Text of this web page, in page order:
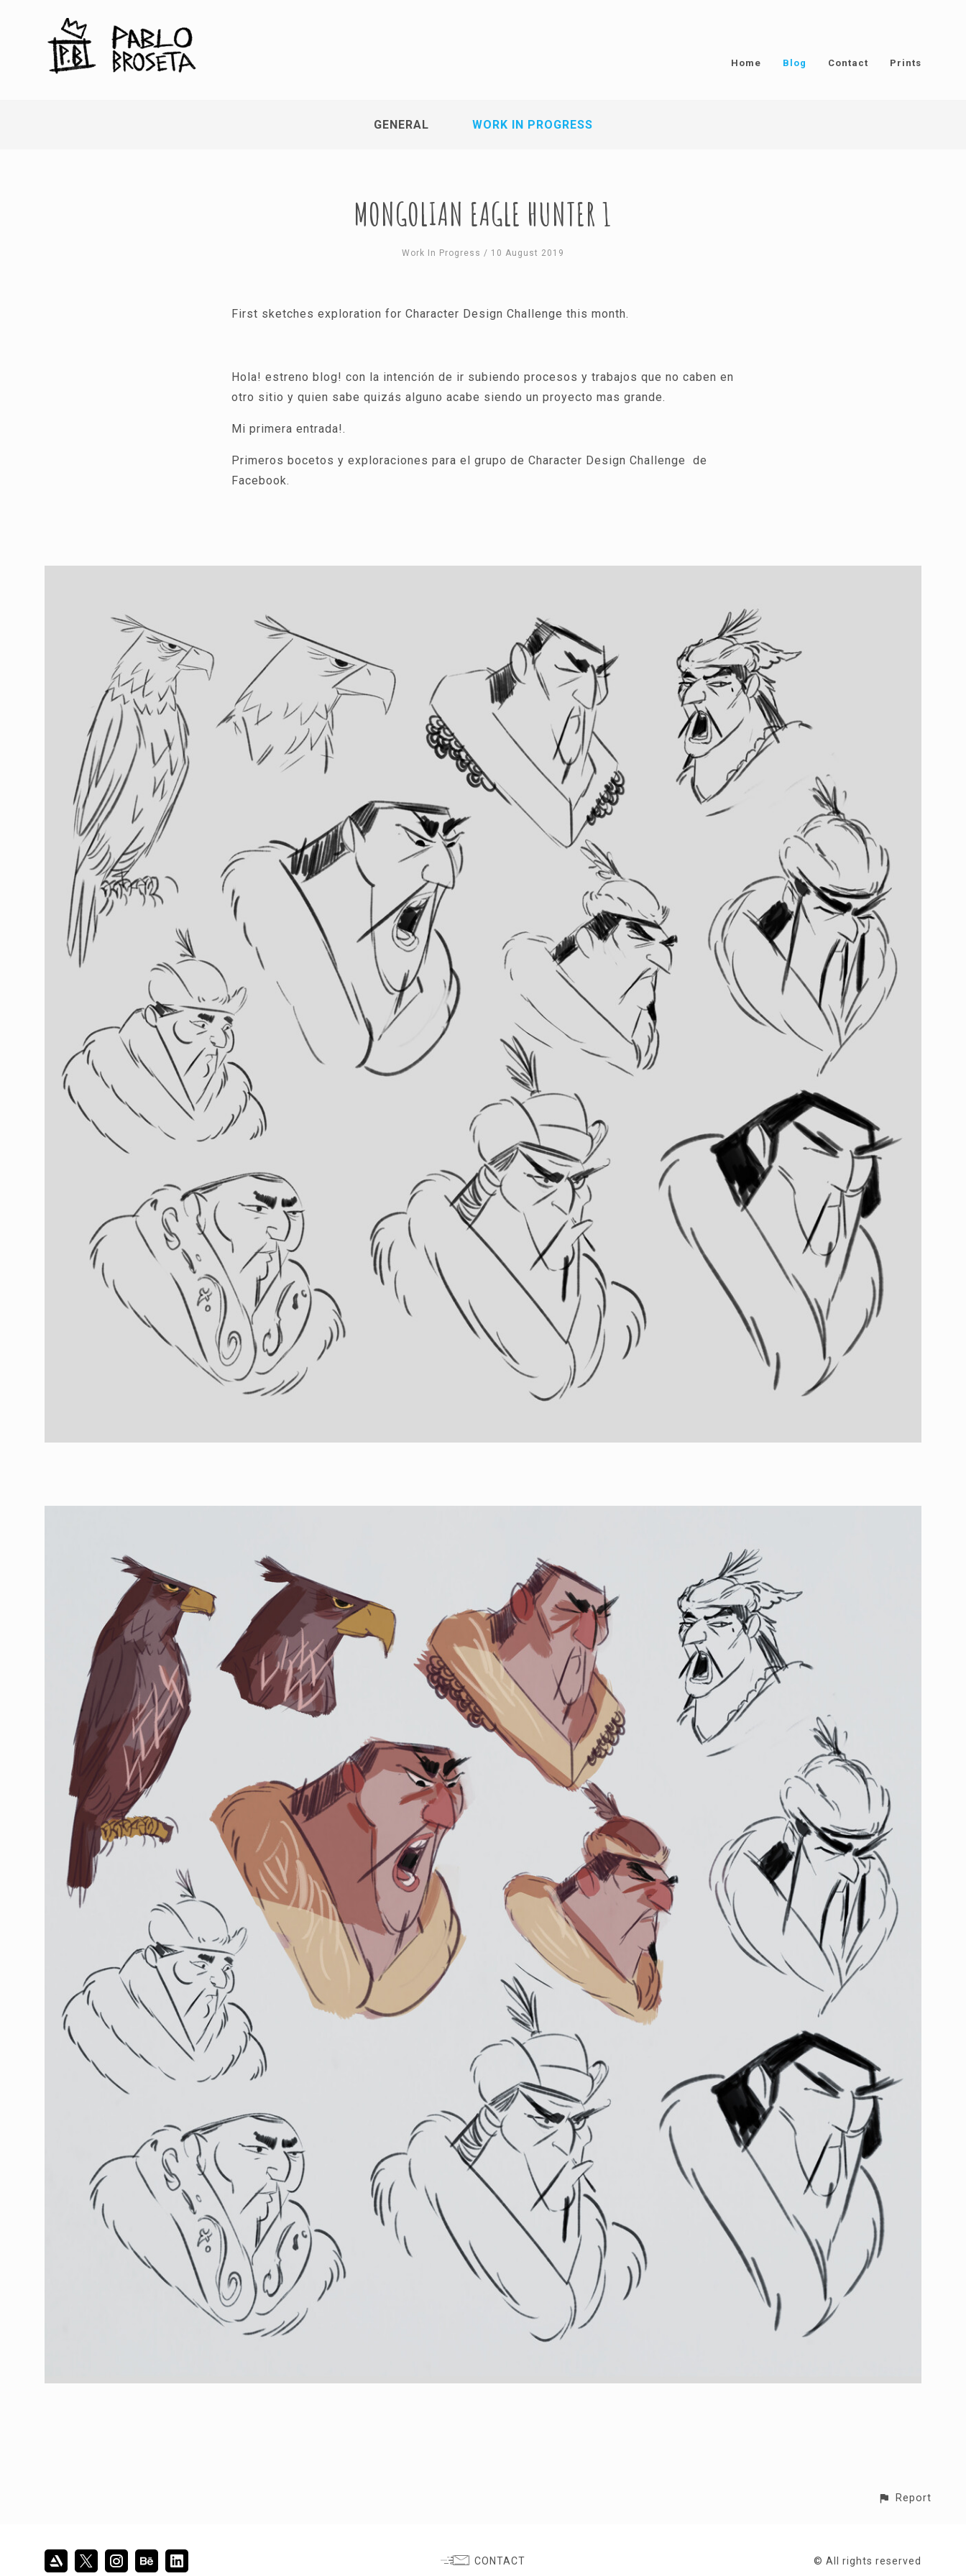
Home Blog Contact Prints
GENERAL WORK IN PROGRESS
MONGOLIAN EAGLE HUNTER 1
Work In Progress / 10 August 2019
First sketches exploration for Character Design Challenge this month.
Hola! estreno blog! con la intención de ir subiendo procesos y trabajos que no caben en
otro sitio y quien sabe quizás alguno acabe siendo un proyecto mas grande.
Mi primera entrada!.
Primeros bocetos y exploraciones para el grupo de Character Design Challenge de
Facebook.
Report
CONTACT © All rights reserved